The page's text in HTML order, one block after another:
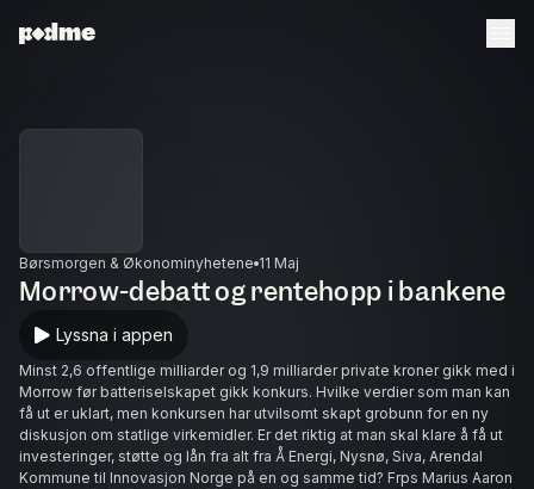
Børsmorgen & Økonominyhetene 11 Maj
Morrow-debatt og rentehopp i bankene
Lyssna i appen
Minst 2,6 offentlige milliarder og 1,9 milliarder private kroner gikk med i
Morrow før batteriselskapet gikk konkurs. Hvilke verdier som man kan
få ut er uklart, men konkursen har utvilsomt skapt grobunn for en ny
diskusjon om statlige virkemidler. Er det riktig at man skal klare å få ut
investeringer, støtte og lån fra alt fra Å Energi, Nysnø, Siva, Arendal
Kommune til Innovasjon Norge på en og samme tid? Frps Marius Aaron